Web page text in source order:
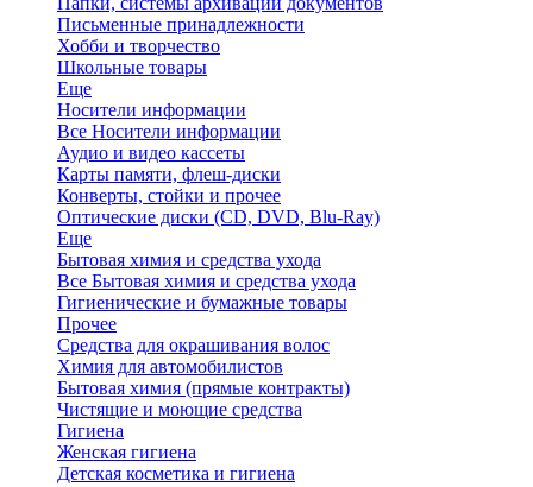
Письменные принадлежности
Хобби и творчество
Школьные товары
Еще
Носители информации
Все Носители информации
Аудио и видео кассеты
Карты памяти, флеш-диски
Конверты, стойки и прочее
Оптические диски (CD, DVD, Blu-Ray)
Еще
Бытовая химия и средства ухода
Все Бытовая химия и средства ухода
Гигиенические и бумажные товары
Прочее
Средства для окрашивания волос
Химия для автомобилистов
Бытовая химия (прямые контракты)
Чистящие и моющие средства
Гигиена
Женская гигиена
Детская косметика и гигиена